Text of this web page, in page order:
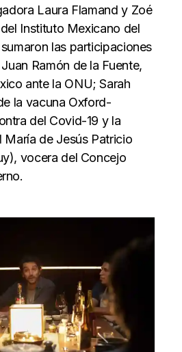
Laura Flamand y Zoé
Instituto Mexicano del
las participaciones
Ramón de la Fuente,
ante la ONU; Sarah
la vacuna Oxford-
del Covid-19 y la
María de Jesús Patricio
vocera del Concejo